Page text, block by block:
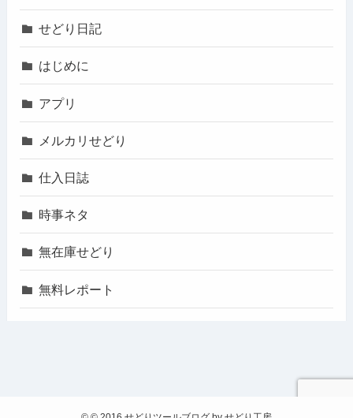
せどり日記
はじめに
アプリ
メルカリせどり
仕入日誌
時事ネタ
無在庫せどり
無料レポート